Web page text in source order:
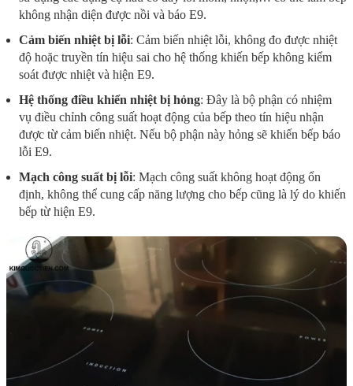
không nhận diện được nồi và báo E9.
Cảm biến nhiệt bị lỗi: Cảm biến nhiệt lỗi, không đo được nhiệt
độ hoặc truyền tín hiệu sai cho hệ thống khiến bếp không kiểm
soát được nhiệt và hiện E9.
Hệ thống điều khiển nhiệt bị hỏng: Đây là bộ phận có nhiệm
vụ điều chỉnh công suất hoạt động của bếp theo tín hiệu nhận
được từ cảm biến nhiệt. Nếu bộ phận này hỏng sẽ khiến bếp báo
lỗi E9.
Mạch công suất bị lỗi: Mạch công suất không hoạt động ổn
định, không thể cung cấp năng lượng cho bếp cũng là lý do khiến
bếp từ hiện E9.